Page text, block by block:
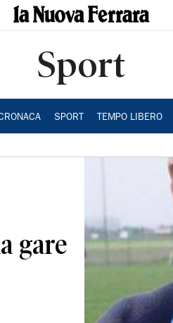
Sport
SPORT TEMPO LIBERO
gare